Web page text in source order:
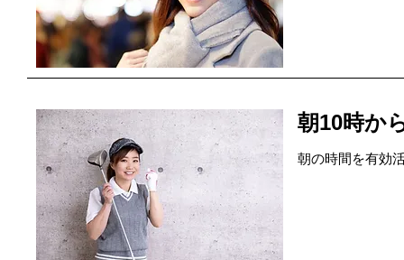
朝10時か
朝の時間を有効